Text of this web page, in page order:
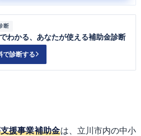
断
わかる、あなたが使える補助金診断
で診断する
援事業補助金は、立川市内の中小